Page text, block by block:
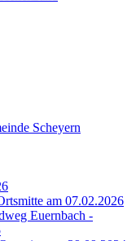
Scheyern
am 07.02.2026
Euernbach -